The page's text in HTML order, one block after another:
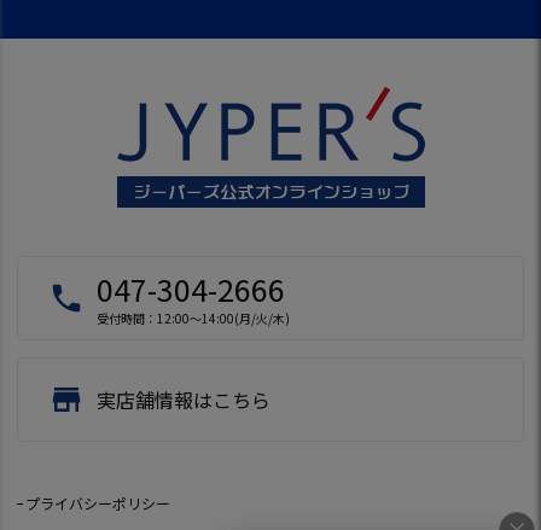
local_phone 047-304-2666
受付時間：12:00～14:00(月/火/木)
store 実店舗情報はこちら
プライバシーポリシー